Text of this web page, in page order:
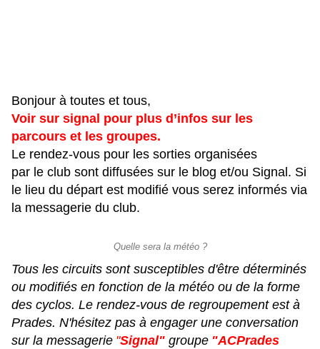
Bonjour à toutes et tous,
Voir sur signal pour plus d’infos sur les
parcours et les groupes.
Le rendez-vous pour les sorties organisées
par le club sont diffusées sur le blog et/ou Signal. Si
le lieu du départ est modifié vous serez informés via
la messagerie du club.
Quelle sera la météo ?
Tous les circuits sont susceptibles d'être déterminés
ou modifiés en fonction de la météo ou de la forme
des cyclos. Le rendez-vous de regroupement est à
Prades. N'hésitez pas à engager une conversation
sur la messagerie "Signal" groupe "ACPrades